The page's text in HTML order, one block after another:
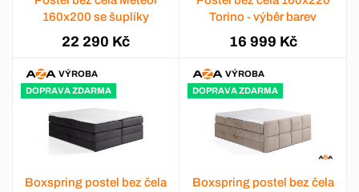
160x200 se šuplíky
22 290 Kč
Torino - výběr barev
16 999 Kč
VÝROBA
DOPRAVA ZDARMA
Boxspring postel bez čela
VÝROBA
DOPRAVA ZDARMA
Boxspring postel bez čela